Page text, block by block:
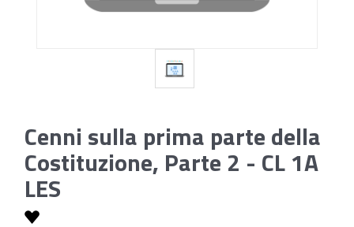
Cenni sulla prima parte della
Costituzione, Parte 2 - CL 1A
LES